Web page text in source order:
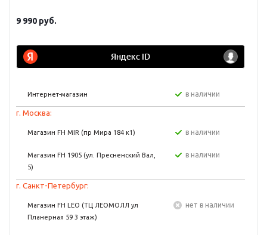
9 990 руб.
Интернет-магазин в наличии
г. Москва:
Магазин FH MIR (пр Мира 184 к1) в наличии
Магазин FH 1905 (ул. Пресненский Вал,
5)
в наличии
г. Санкт-Петербург:
Магазин FH LEO (ТЦ ЛЕОМОЛЛ ул
Планерная 59 3 этаж)
Нет в наличии